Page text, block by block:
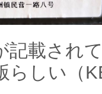
記載され
らしい（